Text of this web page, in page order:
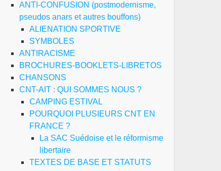
ANTI-CONFUSION (postmodernisme,
pseudos anars et autres bouffons)
ALIENATION SPORTIVE
SYMBOLES
ANTIRACISME
BROCHURES-BOOKLETS-LIBRETOS
CHANSONS
CNT-AIT : QUI SOMMES NOUS ?
CAMPING ESTIVAL
POURQUOI PLUSIEURS CNT EN
FRANCE ?
La SAC Suédoise et le réformisme
libertaire
TEXTES DE BASE ET STATUTS